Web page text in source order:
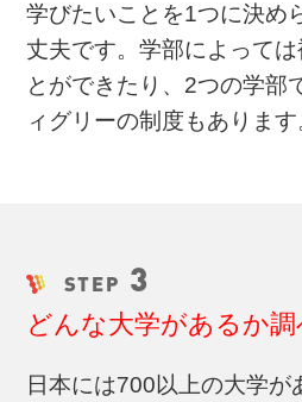
学びたいことを1つに決め
丈夫です。学部によって
とができたり、2つの学部
ィグリーの制度もあります
STEP 3
どんな大学があるか調
日本には700以上の大学が